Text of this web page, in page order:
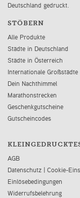
Deutschland gedruckt.
STÖBERN
Alle Produkte
Städte in Deutschland
Städte in Österreich
Internationale Großstädte
Dein Nachthimmel
Marathonstrecken
Geschenkgutscheine
Gutscheincodes
AGB
Datenschutz | Cookie-
Einlösebedingungen
Widerrufsbelehrung